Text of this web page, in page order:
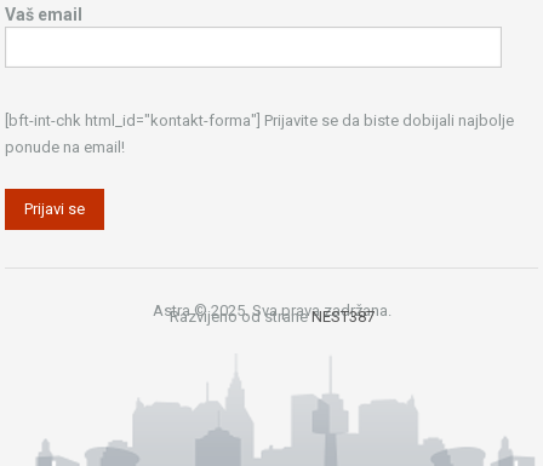
Vaš email
[bft-int-chk html_id="kontakt-forma"] Prijavite se da biste dobijali najbolje
ponude na email!
Astra © 2025. Sva prava zadržana.
Razvijeno od straneNEST387